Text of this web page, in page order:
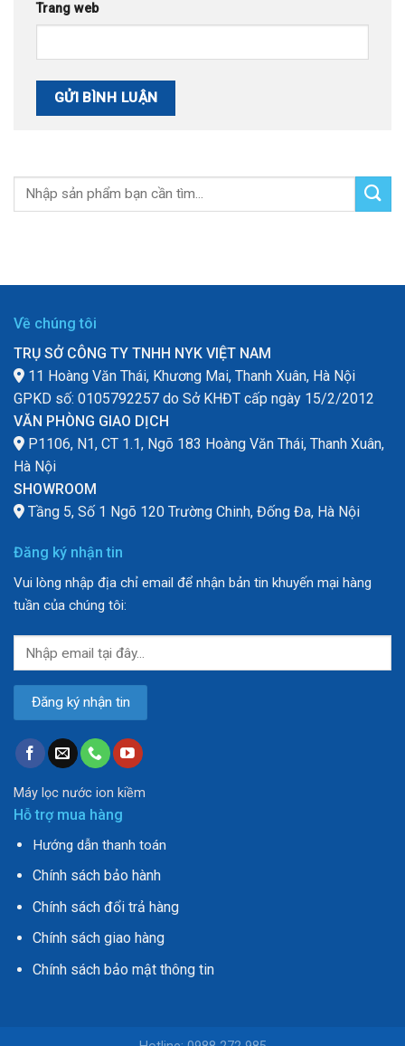
Trang web
Về chúng tôi
TRỤ SỞ CÔNG TY TNHH NYK VIỆT NAM
11 Hoàng Văn Thái, Khương Mai, Thanh Xuân, Hà Nội
GPKD số: 0105792257 do Sở KHĐT cấp ngày 15/2/2012
VĂN PHÒNG GIAO DỊCH
P1106, N1, CT 1.1, Ngõ 183 Hoàng Văn Thái, Thanh Xuân,
Hà Nội
SHOWROOM
Tầng 5, Số 1 Ngõ 120 Trường Chinh, Đống Đa, Hà Nội
Đăng ký nhận tin
Vui lòng nhập địa chỉ email để nhận bản tin khuyến mại hàng
tuần của chúng tôi:
Máy lọc nước ion kiềm
Hỗ trợ mua hàng
Hướng dẫn thanh toán
Chính sách bảo hành
Chính sách đổi trả hàng
Chính sách giao hàng
Chính sách bảo mật thông tin